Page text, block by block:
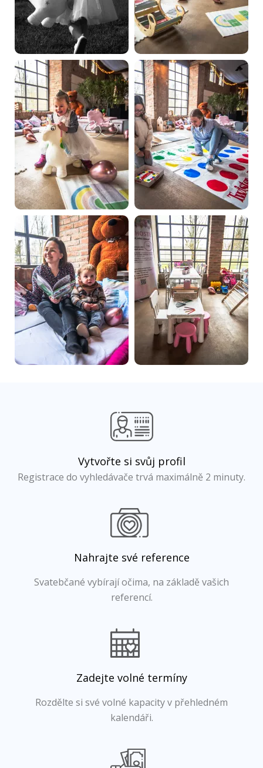
Vytvořte si svůj profil
Registrace do vyhledávače trvá maximálně 2 minuty.
Nahrajte své reference
Svatebčané vybírají očima, na základě vašich
referencí.
Zadejte volné termíny
Rozdělte si své volné kapacity v přehledném
kalendáři.